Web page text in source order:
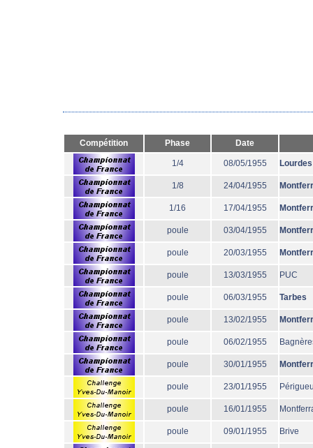
Compétition Phase Date
1/4 08/05/1955 Lourdes
1/8 24/04/1955
1/16 17/04/1955
poule 03/04/1955
poule 20/03/1955
poule 13/03/1955 PUC
poule 06/03/1955 Tarbes
poule 13/02/1955
poule 06/02/1955
poule 30/01/1955
poule 23/01/1955
poule 16/01/1955
poule 09/01/1955 Brive